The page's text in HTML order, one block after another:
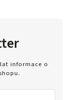
informace o